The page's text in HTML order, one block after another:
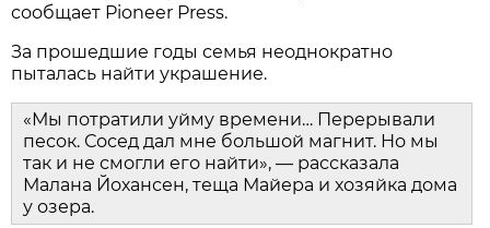
сообщает Pioneer Press.
За прошедшие годы семья неоднократно
пыталась найти украшение.
«Мы потратили уйму времени… Перерывали
песок. Сосед дал мне большой магнит. Но мы
так и не смогли его найти», — рассказала
Малана Йохансен, теща Майера и хозяйка дома
у озера.